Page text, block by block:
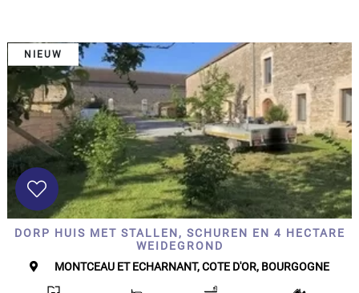
6-
10
10+
SPECIFICEER
Omgeving:
SPECIFICEER
Staat
onderhoud:
SPECIFICEER
NIEUW
DORP HUIS MET STALLEN, SCHUREN EN 4 HECTARE
WEIDEGROND
MONTCEAU ET ECHARNANT, COTE D'OR, BOURGOGNE